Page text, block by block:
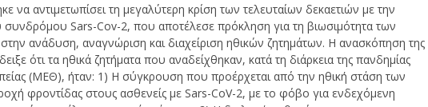
να αντιμετωπίσει τη μεγαλύτερη κρίση των τελευταίων δεκαετιών με την
Sars-Cov-2, που αποτέλεσε πρόκληση για τη βιωσιμότητα των
ανάδυση, αναγνώριση και διαχείριση ηθικών ζητημάτων. Η ανασκόπηση της
ότι τα ηθικά ζητήματα που αναδείχθηκαν, κατά τη διάρκεια της πανδημίας
(ΜΕΘ), ήταν: 1) Η σύγκρουση που προέρχεται από την ηθική στάση των
φροντίδας στους ασθενείς με Sars-CoV-2, με το φόβο για ενδεχόμενη